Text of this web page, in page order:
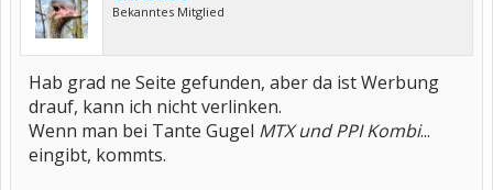
Bekanntes Mitglied
Hab grad ne Seite gefunden, aber da ist Werbung
drauf, kann ich nicht verlinken.
Wenn man bei Tante Gugel MTX und PPI Kombi...
eingibt, kommts.